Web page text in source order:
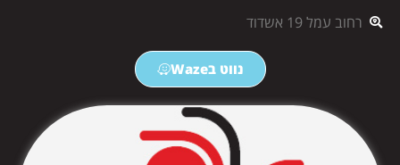
רחוב עמל 19 אשדוד
נווט בWaze